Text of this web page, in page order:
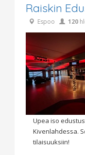
Raiskin
Espoo 120
Upea iso
Kivenlahdessa.
tilaisuuksiin!